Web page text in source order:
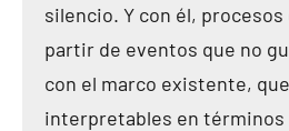
silencio. Y con él,
partir de eventos que no
con el marco existente,
interpretables en términos